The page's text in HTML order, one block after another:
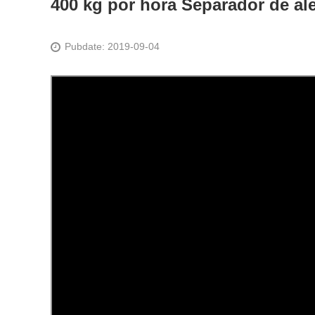
400 kg por hora Separador de
Pubdate: 2019-09-04